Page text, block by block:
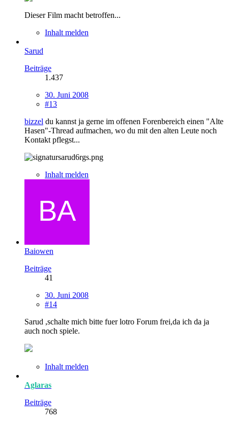
Dieser Film macht betroffen...
Inhalt melden
Sarud
Beiträge
1.437
30. Juni 2008
#13
bizzel du kannst ja gerne im offenen Forenbereich einen "Alte
Hasen"-Thread aufmachen, wo du mit den alten Leute noch
Kontakt pflegst...
Inhalt melden
Baiowen
Beiträge
41
30. Juni 2008
#14
Sarud ,schalte mich bitte fuer lotro Forum frei,da ich da ja
auch noch spiele.
Inhalt melden
Aglaras
Beiträge
768